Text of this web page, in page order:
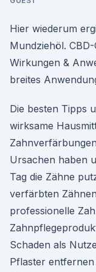
Hier wiederum
Mundziehöl.
Wirkungen &
breites
Die besten Tipps
wirksame
Ursachen haben
Tag die Zähne
verfärbten
professionelle
Schaden als
Pflaster